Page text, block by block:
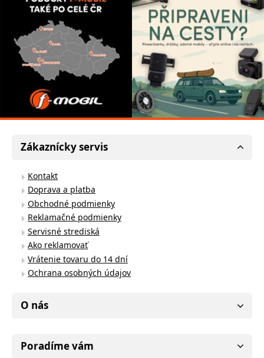
Zákaznícky servis
Kontakt
Doprava a platba
Obchodné podmienky
Reklamačné podmienky
Servisné strediská
Ako reklamovať
Vrátenie tovaru do 14 dní
Ochrana osobných údajov
O nás
Poradíme vám